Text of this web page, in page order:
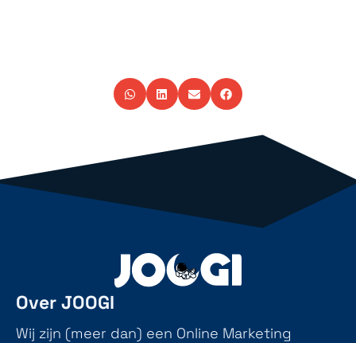
Over JOOGI
Wij zijn (meer dan) een Online Marketing